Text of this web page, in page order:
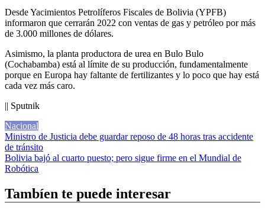
Desde Yacimientos Petrolíferos Fiscales de Bolivia (YPFB)
informaron que cerrarán 2022 con ventas de gas y petróleo por más
de 3.000 millones de dólares.
Asimismo, la planta productora de urea en Bulo Bulo
(Cochabamba) está al límite de su producción, fundamentalmente
porque en Europa hay faltante de fertilizantes y lo poco que hay está
cada vez más caro.
|| Sputnik
Nacional
Navegación
de
entradas
Ministro de Justicia debe guardar reposo de 48 horas tras accidente
de tránsito
Bolivia bajó al cuarto puesto; pero sigue firme en el Mundial de
Robótica
Tambíen te puede interesar